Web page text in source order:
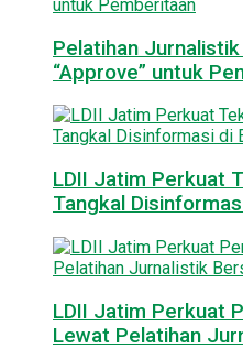
Pelatihan
“Approve” untuk
LDII Jatim Perkuat
Tangkal
LDII Jatim Perkuat
Lewat Pelatihan